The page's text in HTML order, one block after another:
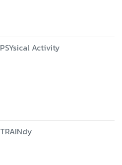
PSYsical Activity
TRAINdy